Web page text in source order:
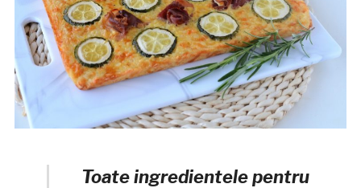
Toate ingredientele pentru